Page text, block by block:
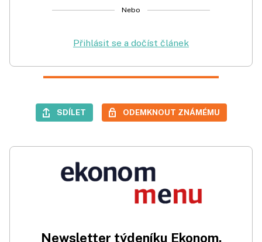
Nebo
Přihlásit se a dočíst článek
SDÍLET ODEMKNOUT ZNÁMÉMU
Newsletter týdeníku Ekonom.